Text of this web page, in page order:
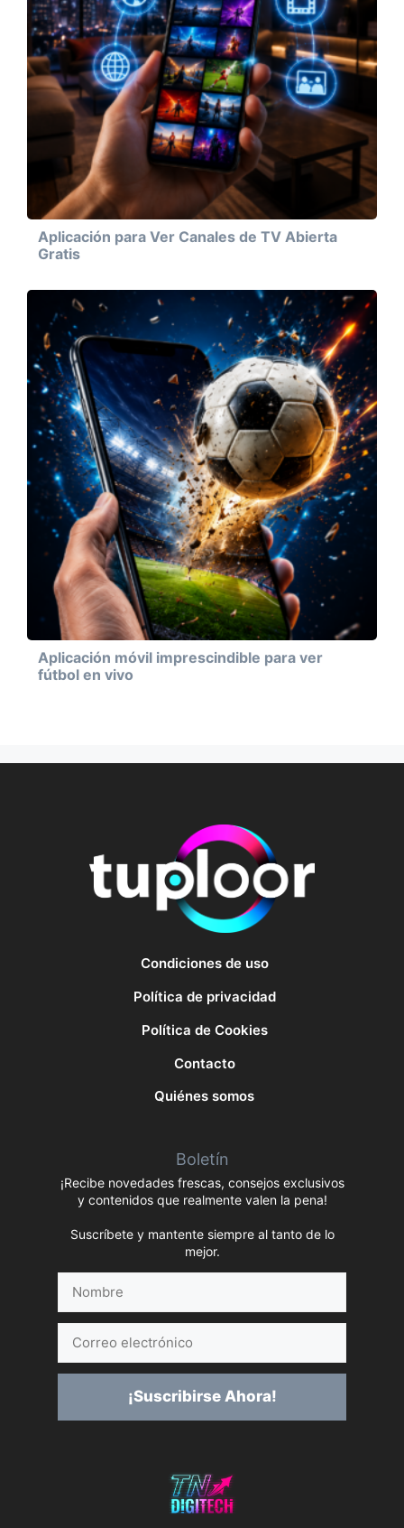
Aplicación para Ver Canales de TV Abierta
Gratis
Aplicación móvil imprescindible para ver
fútbol en vivo
Condiciones de uso
Política de privacidad
Política de Cookies
Contacto
Quiénes somos
Boletín
¡Recibe novedades frescas, consejos exclusivos
y contenidos que realmente valen la pena!
Suscríbete y mantente siempre al tanto de lo
mejor.
electrónico
¡Suscribirse Ahora!